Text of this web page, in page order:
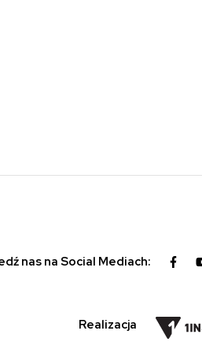
nas na Social Mediach:
Realizacja